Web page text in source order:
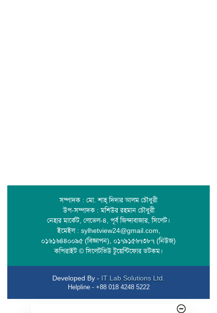
সম্পাদক : মো. শাহ্ দিদার আলম চৌধুরী
উপ-সম্পাদক : মশিউর রহমান চৌধুরী
নেহার মার্কেট, লেভেল-৪, পূর্ব জিন্দাবাজার, সিলেট।
ইমেইল : sylhetview24@gmail.com,
০১৬১৬৪৪০০৯৫ (বিজ্ঞাপন), ০১৭৯১৫৬৭৩৮৭ (নিউজ)
কপিরাইট © সিলেটভিউ টুয়েন্টিফোর ডটকম।
Developed By - IT Lab Solutions Ltd.
Helpline - +88 018 4248 5222